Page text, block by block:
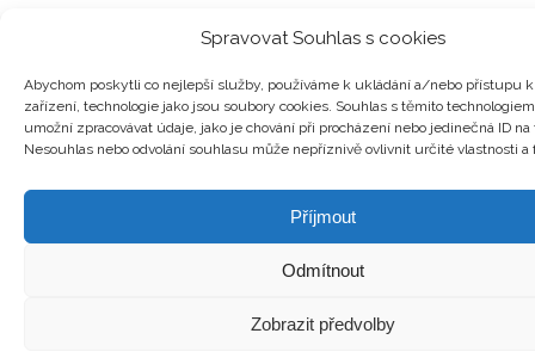
Spravovat Souhlas s cookies
Abychom poskytli co nejlepší služby, používáme k ukládání a/nebo přístupu
zařízení, technologie jako jsou soubory cookies. Souhlas s těmito
umožní zpracovávat údaje, jako je chování při procházení nebo jedinečná ID
Nesouhlas nebo odvolání souhlasu může nepříznivě ovlivnit určité vlastnosti a
Příjmout
Odmítnout
Zobrazit předvolby